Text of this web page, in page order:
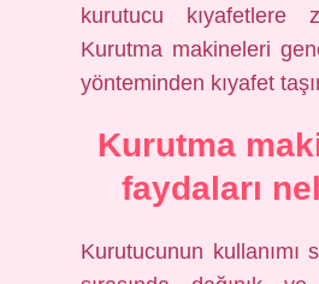
kurutucu kıyafetlere
Kurutma makineleri
yönteminden kıyafet
Kurutma
faydaları
Kurutucunun kullanımı